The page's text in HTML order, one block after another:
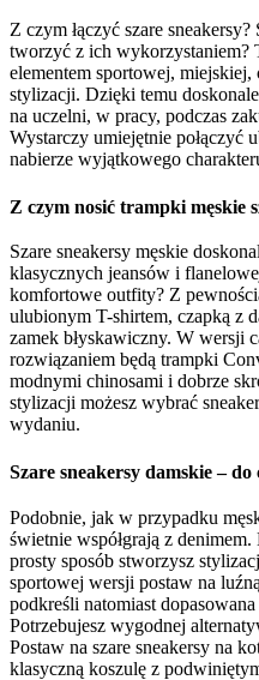
Z czym łączyć szare
tworzyć z ich wykorzystaniem?
elementem sportowej,
stylizacji. Dzięki temu
na uczelni, w pracy, podczas
Wystarczy umiejętnie połączyć
nabierze wyjątkowego
Z czym nosić trampki męskie
Szare sneakersy męskie
klasycznych jeansów i
komfortowe outfity? Z
ulubionym T-shirtem, czapką z
zamek błyskawiczny. W wersji
rozwiązaniem będą trampki
modnymi chinosami i dobrze
stylizacji możesz wybrać
wydaniu.
Szare sneakersy damskie –
Podobnie, jak w przypadku
świetnie współgrają z
prosty sposób stworzysz
sportowej wersji postaw na
podkreśli natomiast
Potrzebujesz wygodnej
Postaw na szare sneakersy na
klasyczną koszulę z